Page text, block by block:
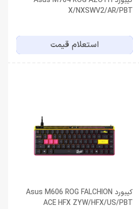
X/NXSWV2/AR/PBT
استعلام قیمت
کیبورد Asus M606 ROG FALCHION
ACE HFX ZYW/HFX/US/PBT